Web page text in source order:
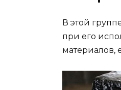
В этой
при его
материалов,